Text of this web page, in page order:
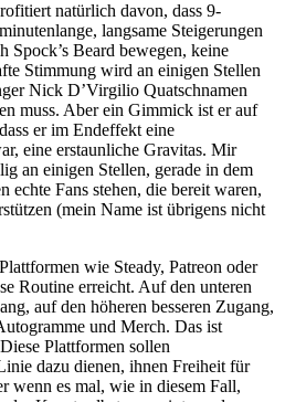
natürlich davon, dass 9-
langsame Steigerungen
Spock’s Beard bewegen, keine
Stimmung wird an einigen Stellen
Nick D’Virgilio Quatschnamen
muss. Aber ein Gimmick ist er auf
er im Endeffekt eine
eine erstaunliche Gravitas. Mir
an einigen Stellen, gerade in dem
echte Fans stehen, die bereit waren,
(mein Name ist übrigens nicht
wie Steady, Patreon oder
Routine erreicht. Auf den unteren
auf den höheren besseren Zugang,
und Merch. Das ist
Plattformen sollen
dazu dienen, ihnen Freiheit für
wenn es mal, wie in diesem Fall,